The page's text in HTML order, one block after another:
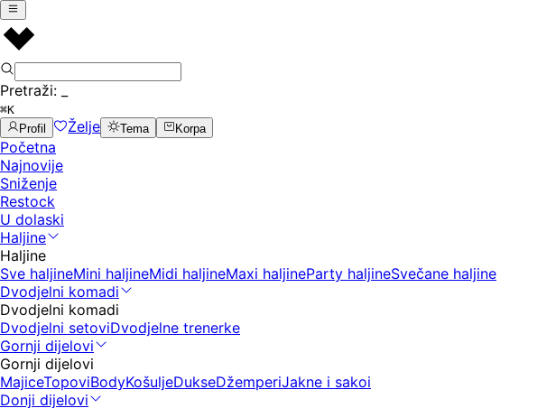
Pretraži:
⌘K
Profil
Želje Tema Korpa
Početna
Najnovije
Sniženje
Restock
U dolaski
Haljine
Haljine
Sve haljineMini haljineMidi haljineMaxi haljineParty haljineSvečane haljine
Dvodjelni komadi
Dvodjelni komadi
Dvodjelni setoviDvodjelne trenerke
Gornji dijelovi
Gornji dijelovi
MajiceTopoviBodyKošuljeDukseDžemperiJakne i sakoi
Donji dijelovi